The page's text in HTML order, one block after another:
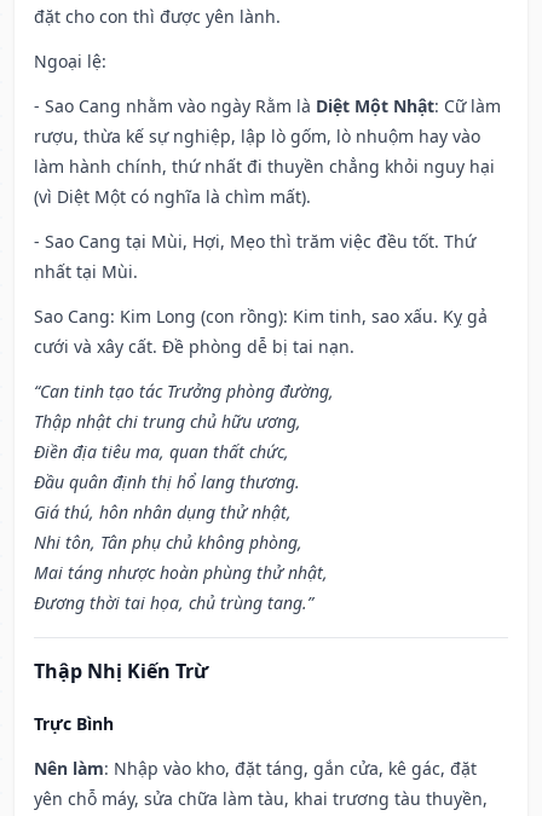
đặt cho con thì được yên lành.
Ngoại lệ:
- Sao Cang nhằm vào ngày Rằm là Diệt Một Nhật: Cữ làm
rượu, thừa kế sự nghiệp, lập lò gốm, lò nhuộm hay vào
làm hành chính, thứ nhất đi thuyền chẳng khỏi nguy hại
(vì Diệt Một có nghĩa là chìm mất).
- Sao Cang tại Mùi, Hợi, Mẹo thì trăm việc đều tốt. Thứ
nhất tại Mùi.
Sao Cang: Kim Long (con rồng): Kim tinh, sao xấu. Kỵ gả
cưới và xây cất. Đề phòng dễ bị tai nạn.
“Can tinh tạo tác Trưởng phòng đường,
Thập nhật chi trung chủ hữu ương,
Điền địa tiêu ma, quan thất chức,
Đầu quân định thị hổ lang thương.
Giá thú, hôn nhân dụng thử nhật,
Nhi tôn, Tân phụ chủ không phòng,
Mai táng nhược hoàn phùng thử nhật,
Đương thời tai họa, chủ trùng tang.”
Thập Nhị Kiến Trừ
Trực Bình
Nên làm: Nhập vào kho, đặt táng, gắn cửa, kê gác, đặt
yên chỗ máy, sửa chữa làm tàu, khai trương tàu thuyền,